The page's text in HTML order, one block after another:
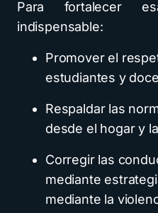
Para fortalecer
indispensable:
Promover el
estudiantes y
Respaldar las
desde el hogar y
Corregir las
mediante
mediante la